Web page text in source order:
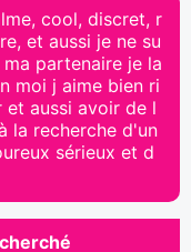
cool, discret, r
et aussi je ne su
partenaire je la
moi j aime bien ri
et aussi avoir de l
la recherche d'un
sérieux et d